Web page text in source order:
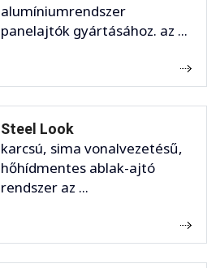
alumíniumrendszer
panelajtók gyártásához. az ...
Steel Look
karcsú, sima vonalvezetésű,
hőhídmentes ablak-ajtó
rendszer az ...